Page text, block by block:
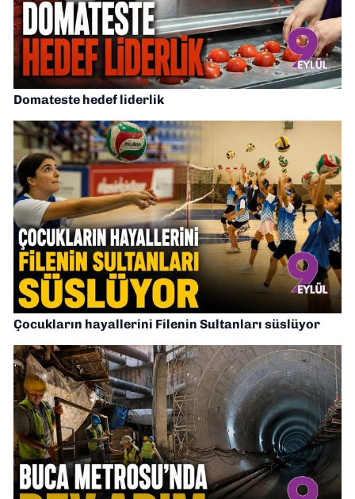
Domateste hedef liderlik
Çocukların hayallerini Filenin Sultanları süslüyor